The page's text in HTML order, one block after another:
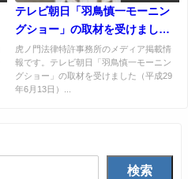
テレビ朝日「羽鳥慎一モーニン
グショー」の取材を受けました
（平成29年6月13日）
虎ノ門法律特許事務所のメディア掲載情
報です。テレビ朝日「羽鳥慎一モーニン
グショー」の取材を受けました（平成29
年6月13日）...
検索